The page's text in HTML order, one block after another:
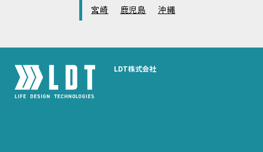
宮崎
鹿児島 沖縄
LDT株式会社